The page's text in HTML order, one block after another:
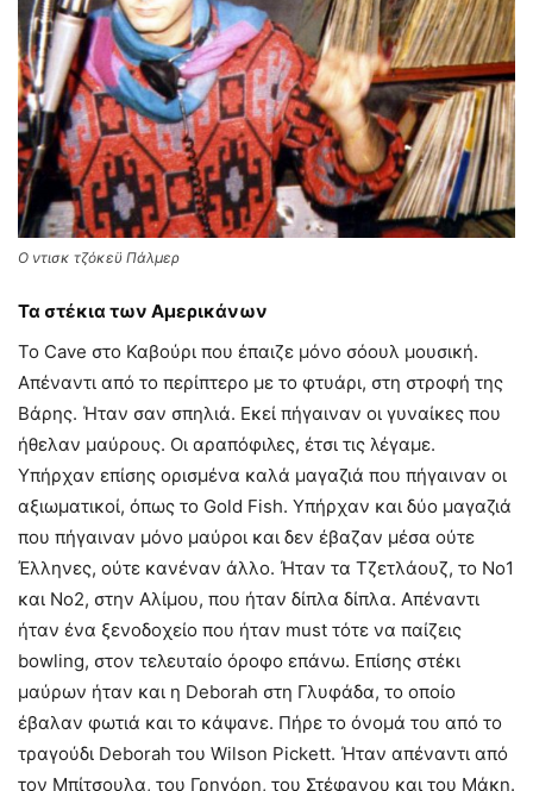
Ο ντισκ τζόκεϋ Πάλμερ
Τα στέκια των Αμερικάνων
Το Cave στο Καβούρι που έπαιζε μόνο σόουλ μουσική.
Απέναντι από το περίπτερο με το φτυάρι, στη στροφή της
Βάρης. Ήταν σαν σπηλιά. Εκεί πήγαιναν οι γυναίκες που
ήθελαν μαύρους. Οι αραπόφιλες, έτσι τις λέγαμε.
Υπήρχαν επίσης ορισμένα καλά μαγαζιά που πήγαιναν οι
αξιωματικοί, όπως το Gold Fish. Υπήρχαν και δύο μαγαζιά
που πήγαιναν μόνο μαύροι και δεν έβαζαν μέσα ούτε
Έλληνες, ούτε κανέναν άλλο. Ήταν τα Τζετλάουζ, το Νο1
και Νο2, στην Αλίμου, που ήταν δίπλα δίπλα. Απέναντι
ήταν ένα ξενοδοχείο που ήταν must τότε να παίζεις
bowling, στον τελευταίο όροφο επάνω. Επίσης στέκι
μαύρων ήταν και η Deborah στη Γλυφάδα, το οποίο
έβαλαν φωτιά και το κάψανε. Πήρε το όνομά του από το
τραγούδι Deborah του Wilson Pickett. Ήταν απέναντι από
τον Μπίτσουλα, του Γρηγόρη, του Στέφανου και του Μάκη.